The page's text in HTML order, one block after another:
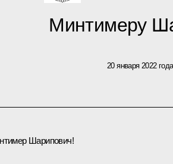
Минтимеру
20 января 2022 года
Шарипович!